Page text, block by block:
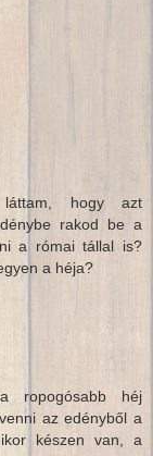
láttam, hogy azt
rakod be a
a római tállal is?
a héja?
ropogósabb héj
az edényből a
készen van, a